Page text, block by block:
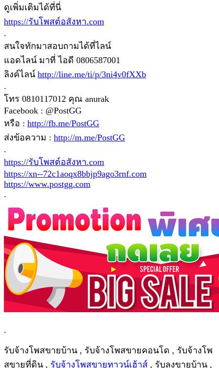
ดูเพิ่มเติมได้ที่นี่
https://รับโพสต์อสังหา.com
.
สนใจทักมาสอบถามได้ที่ไลน์
แอดไลน์ มาที่ ไอดี 0806587001
ลิงค์ไลน์ http://line.me/ti/p/3ni4v0fXXb
.
โทร 0810117012 คุณ anurak
Facebook : @PostGG
หรือ : http://fb.me/PostGG
ส่งข้อความ : http://m.me/PostGG
.
https://รับโพสต์อสังหา.com
https://xn--72c1aoqx8bbjp9ago3rnf.com
https://www.postgg.com
.
.
รับจ้างโพสขายบ้าน , รับจ้างโพสขายคอนโด , รับจ้างโพ
สขายที่ดิน , รับจ้างโพสขายทาวน์เฮ้าส์ , รับลงขายบ้าน ,